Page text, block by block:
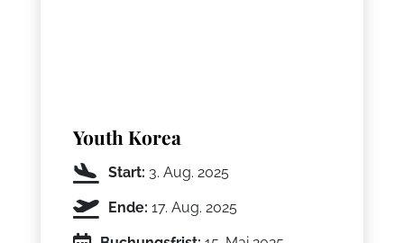
Youth Korea
Start: 3. Aug. 2025
Ende: 17. Aug. 2025